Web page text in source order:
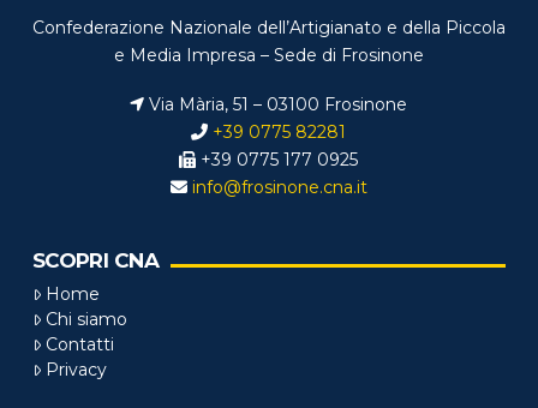
Confederazione Nazionale dell’Artigianato e della Piccola
e Media Impresa – Sede di Frosinone
Via Mària, 51 – 03100 Frosinone
+39 0775 82281
+39 0775 177 0925
info@frosinone.cna.it
SCOPRI CNA
Home
Chi siamo
Contatti
Privacy